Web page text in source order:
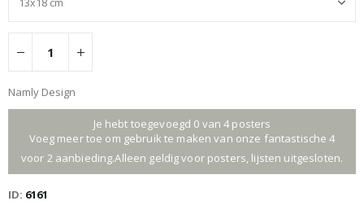
Namly Design
Je hebt toegevoegd 0 van 4 posters
Voeg meer toe om gebruik te maken van onze fantastische 4
voor 2 aanbieding.Alleen geldig voor posters, lijsten uitgesloten.
ID 6161